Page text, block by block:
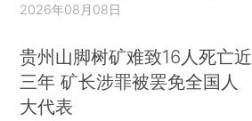
2026年08月08日
贵州山脚树矿难致16人死亡近
三年 矿长涉罪被罢免全国人
大代表